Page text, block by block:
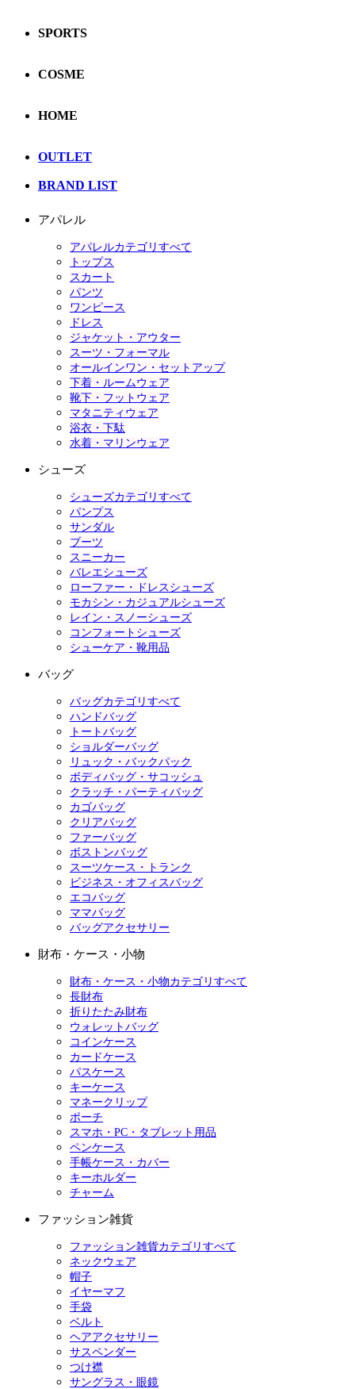
SPORTS
COSME
HOME
OUTLET
BRAND LIST
アパレル
アパレルカテゴリすべて
トップス
スカート
パンツ
ワンピース
ドレス
ジャケット・アウター
スーツ・フォーマル
オールインワン・セットアップ
下着・ルームウェア
靴下・フットウェア
マタニティウェア
浴衣・下駄
水着・マリンウェア
シューズ
シューズカテゴリすべて
パンプス
サンダル
ブーツ
スニーカー
バレエシューズ
ローファー・ドレスシューズ
モカシン・カジュアルシューズ
レイン・スノーシューズ
コンフォートシューズ
シューケア・靴用品
バッグ
バッグカテゴリすべて
ハンドバッグ
トートバッグ
ショルダーバッグ
リュック・バックパック
ボディバッグ・サコッシュ
クラッチ・パーティバッグ
カゴバッグ
クリアバッグ
ファーバッグ
ボストンバッグ
スーツケース・トランク
ビジネス・オフィスバッグ
エコバッグ
ママバッグ
バッグアクセサリー
財布・ケース・小物
財布・ケース・小物カテゴリすべて
長財布
折りたたみ財布
ウォレットバッグ
コインケース
カードケース
パスケース
キーケース
マネークリップ
ポーチ
スマホ・PC・タブレット用品
ペンケース
手帳ケース・カバー
キーホルダー
チャーム
ファッション雑貨
ファッション雑貨カテゴリすべて
ネックウェア
帽子
イヤーマフ
手袋
ベルト
ヘアアクセサリー
サスペンダー
つけ襟
サングラス・眼鏡